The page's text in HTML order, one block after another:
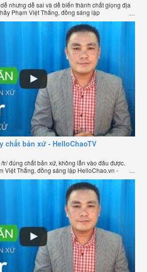
nhưng dễ sai và dễ biến thành chất giọng địa
Phạm Việt Thắng, đồng sáng lập
dạy tiếng Anh trực tuyến chặt chẽ nhất thế
chất bản xứ - HelloChaoTV
đúng chất bản xứ, không lẫn vào đâu được.
Việt Thắng, đồng sáng lập HelloChao.vn -
trực tuyến chặt chẽ nhất thế giới.